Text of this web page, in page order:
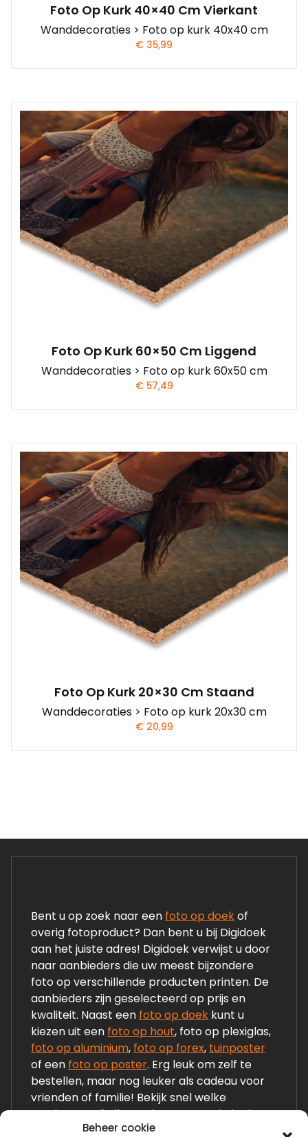
Beheer cookie
Foto Op Kurk 40×40 Cm Vierkant
Wanddecoraties > Foto op kurk 40x40 cm
€ 35,99
Foto Op Kurk 60×50 Cm Liggend
Wanddecoraties > Foto op kurk 60x50 cm
€57,49
Foto Op Kurk 20×30 Cm Staand
Wanddecoraties > Foto op kurk 20x30 cm
€20,99
Bent u op zoek naar een foto op doekof
overig fotoproduct? Dan bent u bij Digidoek
aan het juiste adres! Digidoek verwijst u door
naar aanbieders die uw meest bijzondere
foto op verschillende producten printen. De
aanbieders zijn geselecteerd op prijs en
kwaliteit. Naast een foto op doek kunt u
kiezen uit een foto op hout, foto op plexiglas,
foto op aluminium, foto op forex, tuinposter
of een foto op poster. Erg leuk om zelf te
bestellen, maar nog leuker als cadeau voor
vrienden of familie! Bekijk snel welke
producten wij allemaal op onze website laten